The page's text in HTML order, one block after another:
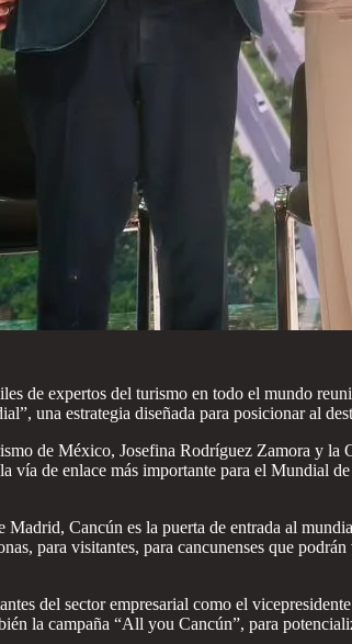
de expertos del turismo en todo el mundo
una estrategia diseñada para posicionar al
de México, Josefina Rodríguez Zamora y
vía de enlace más importante para el Mundial
Cancún es la puerta de entrada al
para visitantes, para cancunenses que
del sector empresarial como el
la campaña “All you Cancún”, para